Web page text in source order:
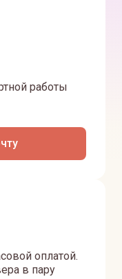
работы
оплатой.
в пару